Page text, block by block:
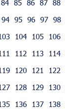
84 85 86 87 88
94 95 96 97 98
104 105 106
112 113 114
120 121 122
128 129 130
136 137 138